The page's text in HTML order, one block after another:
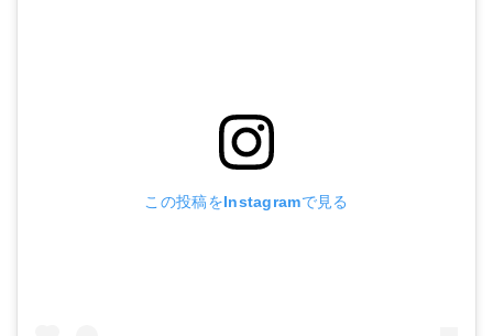
この投稿をInstagramで見る